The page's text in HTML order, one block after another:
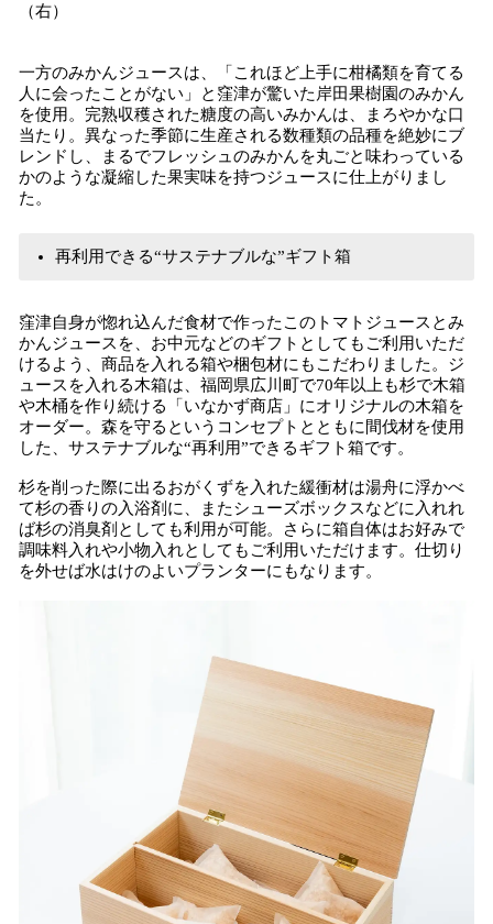
（右）
一方のみかんジュースは、「これほど上手に柑橘類を育てる
人に会ったことがない」と窪津が驚いた岸田果樹園のみかん
を使用。完熟収穫された糖度の高いみかんは、まろやかな口
当たり。異なった季節に生産される数種類の品種を絶妙にブ
レンドし、まるでフレッシュのみかんを丸ごと味わっている
かのような凝縮した果実味を持つジュースに仕上がりまし
た。
再利用できる“サステナブルな”​ギフト箱
窪津自身が惚れ込んだ食材で作ったこのトマトジュースとみ
かんジュースを、お中元などのギフトとしてもご利用いただ
けるよう、商品を入れる箱や梱包材にもこだわりました。ジ
ュースを入れる木箱は、福岡県広川町で70年以上も杉で木箱
や木桶を作り続ける「いなかず商店」にオリジナルの木箱を
オーダー。森を守るというコンセプトとともに間伐材を使用
した、サステナブルな“再利用”できるギフト箱です。
杉を削った際に出るおがくずを入れた緩衝材は湯舟に浮かべ
て杉の香りの入浴剤に、またシューズボックスなどに入れれ
ば杉の消臭剤としても利用が可能。さらに箱自体はお好みで
調味料入れや小物入れとしてもご利用いただけます。仕切り
を外せば水はけのよいプランターにもなります。